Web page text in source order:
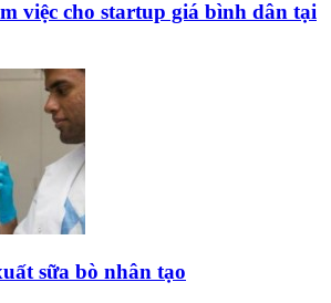
việc cho startup giá bình dân tại
sữa bò nhân tạo